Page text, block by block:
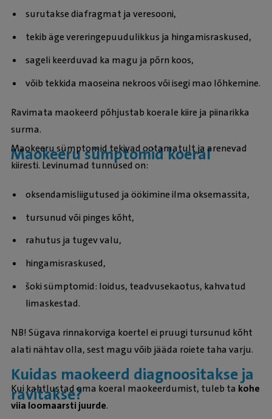
surutakse diafragmat ja veresooni,
tekib äge vereringepuudulikkus ja hingamisraskused,
sageli keerduvad ka magu ja põrn koos,
võib tekkida maoseina nekroos või isegi mao lõhkemine.
Ravimata maokeerd põhjustab koerale kiire ja piinarikka
surma.
Maokeeru sümptomid koeral
Maokeeru sümptomid tekivad ootamatult ja arenevad
kiiresti. Levinumad tunnused on:
oksendamisliigutused ja öökimine ilma oksemassita,
tursunud või pinges kõht,
rahutus ja tugev valu,
hingamisraskused,
šoki sümptomid: loidus, teadvusekaotus, kahvatud
limaskestad.
NB! Sügava rinnakorviga koertel ei pruugi tursunud kõht
alati nähtav olla, sest magu võib jääda roiete taha varju.
Kuidas maokeerd diagnoositakse ja
ravitakse?
Kui kahtlustad oma koeral maokeerdumist, tuleb ta kohe
viia loomaarsti juurde.